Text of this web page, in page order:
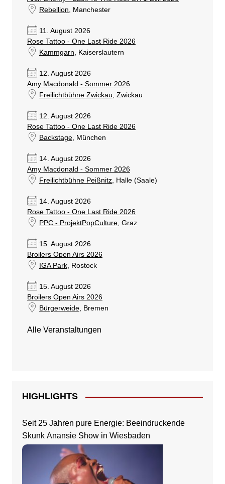
Rebellion, Manchester
11. August 2026
Rose Tattoo - One Last Ride 2026
Kammgarn, Kaiserslautern
12. August 2026
Amy Macdonald - Sommer 2026
Freilichtbühne Zwickau, Zwickau
12. August 2026
Rose Tattoo - One Last Ride 2026
Backstage, München
14. August 2026
Amy Macdonald - Sommer 2026
Freilichtbühne Peißnitz, Halle (Saale)
14. August 2026
Rose Tattoo - One Last Ride 2026
PPC - ProjektPopCulture, Graz
15. August 2026
Broilers Open Airs 2026
IGA Park, Rostock
15. August 2026
Broilers Open Airs 2026
Bürgerweide, Bremen
Alle Veranstaltungen
HIGHLIGHTS
Seit 25 Jahren pure Energie: Beeindruckende
Skunk Anansie Show in Wiesbaden